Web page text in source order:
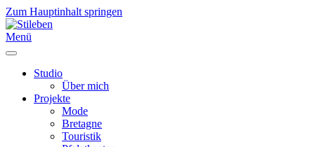
Zum Hauptinhalt springen
Menü
Studio
Über mich
Projekte
Mode
Bretagne
Touristik